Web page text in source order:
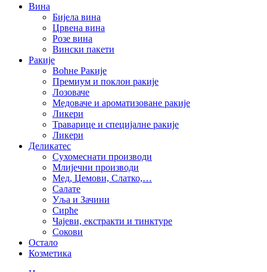
Вина
Бијела вина
Црвена вина
Розе вина
Вински пакети
Ракије
Воћне Ракије
Премиум и поклон ракије
Лозоваче
Медоваче и ароматизоване ракије
Ликери
Траварице и специјалне ракије
Ликери
Деликатес
Сухомеснати производи
Млијечни производи
Мед, Џемови, Слатко,…
Салате
Уља и Зачини
Сирће
Чајеви, екстракти и тинктуре
Сокови
Остало
Козметика